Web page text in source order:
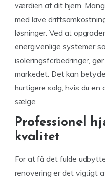
værdien af dit hjem.
med lave
løsninger. Ved at
energivenlige systemer
isoleringsforbedringer,
markedet. Det kan
hurtigere salg, hvis du en
sælge.
Professionel
kvalitet
For at få det fulde
renovering er det vigtigt